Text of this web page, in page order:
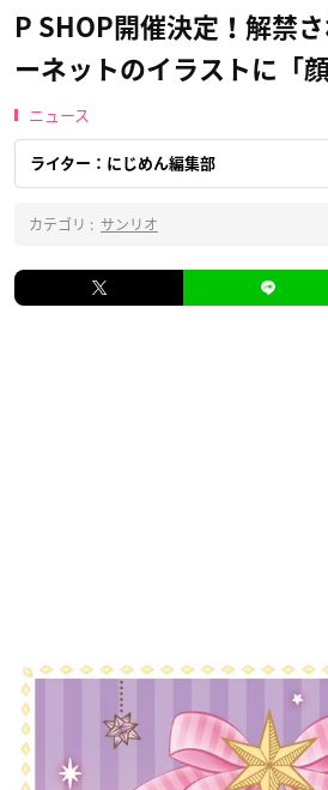
P SHOP開催決定！解禁
ーネットのイラストに「顔
ニュース
ライター：にじめん編集部
カテゴリ : サンリオ